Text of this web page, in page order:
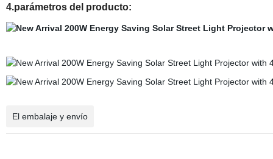
4.parámetros del producto:
El embalaje y envío